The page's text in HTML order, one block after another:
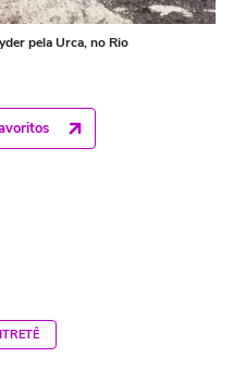
pela Urca, no Rio